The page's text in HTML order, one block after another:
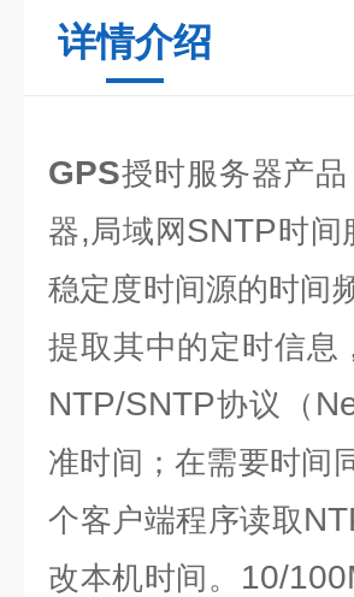
详情介绍
GPS授时服务器产品
器,局域网SNTP时间
稳定度时间源的时间
提取其中的定时信息
NTP/SNTP协议（
准时间；在需要时间
个客户端程序读取
改本机时间。 10/